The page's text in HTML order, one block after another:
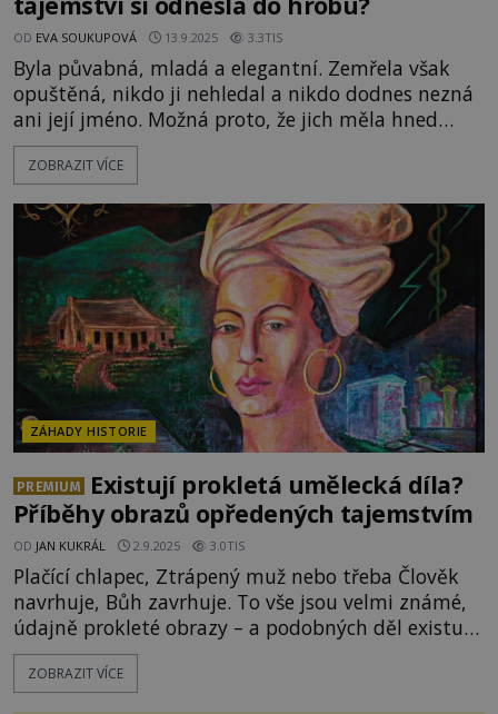
OD EVA SOUKUPOVÁ 13.9.2025 3.3TIS
Byla půvabná, mladá a elegantní. Zemřela však
opuštěná, nikdo ji nehledal a nikdo dodnes nezná
ani její jméno. Možná proto, že jich měla hned
několik. Skutečná identita ženy nalezené bez
života v norských horách zůstává neznámá. Stejně
záhadná žena tajnou špionkou, nebo před někým
marně utíkala? [caption id="attachment_61144"
align="alignnone" w
ZOBRAZIT VÍCE
ZÁHADY HISTORIE
PREMIUM
Existují prokletá umělecká díla?
Příběhy obrazů opředených tajemstvím
OD JAN KUKRÁL 2.9.2025 3.0TIS
Plačící chlapec, Ztrápený muž nebo třeba Člověk
navrhuje, Bůh zavrhuje. To vše jsou velmi známé,
údajně prokleté obrazy – a podobných děl existuje
mnohem víc! Zajímá vás, které to jsou a jak se
jejich kletba projevuje? Vydejte se spolu s
ZOBRAZIT VÍCE